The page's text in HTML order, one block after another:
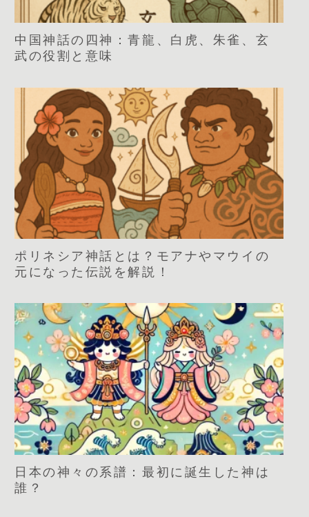
中国神話の四神：青龍、白虎、朱雀、玄
武の役割と意味
ポリネシア神話とは？モアナやマウイの
元になった伝説を解説！
日本の神々の系譜：最初に誕生した神は
誰？